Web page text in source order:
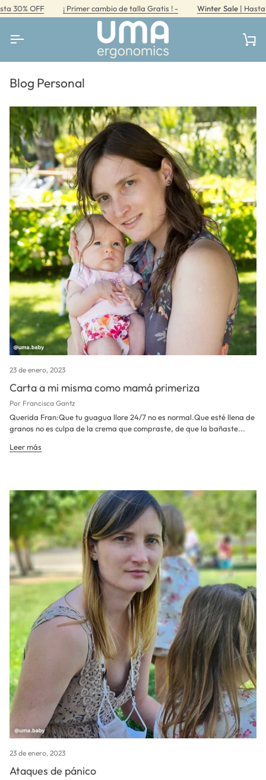
directamente
contenido
¡ Primer cambio de talla Gratis ! - Winter Sale | Hasta 30% OFF
Blog Personal
23 de enero, 2023
Carta a mi misma como mamá primeriza
Por Francisca Gantz
Querida Fran:Que tu guagua llore 24/7 no es normal.Que esté llena de
granos no es culpa de la crema que compraste, de que la bañaste...
Leer más
23 de enero, 2023
Ataques de pánico